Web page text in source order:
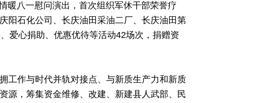
暖八一慰问演出，首次组织军休干部荣誉疗
阳石化公司、长庆油田采油二厂、长庆油田第
爱心捐助、优惠优待等活动42场次，捐赠资
工作与时代并轨对接点、与新质生产力和新质
源，筹集资金维修、改建、新建县人武部、民